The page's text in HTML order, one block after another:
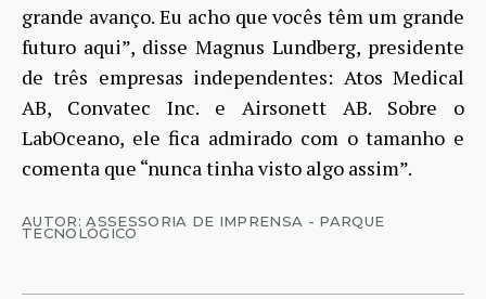
grande avanço. Eu acho que vocês têm um grande
futuro aqui”, disse Magnus Lundberg, presidente
de três empresas independentes: Atos Medical
AB, Convatec Inc. e Airsonett AB. Sobre o
LabOceano, ele fica admirado com o tamanho e
comenta que “nunca tinha visto algo assim”.
AUTOR: ASSESSORIA DE IMPRENSA - PARQUE
TECNOLÓGICO